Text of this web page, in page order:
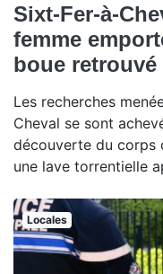
Sixt-Fer-à-
femme
boue retrouvé
Les recherches
Cheval se sont
découverte du corps
une lave torrentielle
Locales